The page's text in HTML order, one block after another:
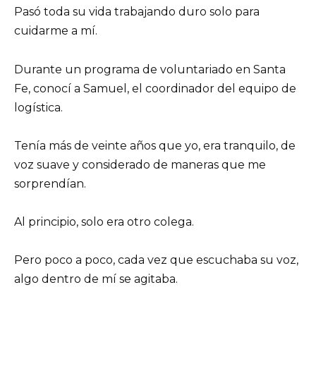
Pasó toda su vida trabajando duro solo para
cuidarme a mí.
Durante un programa de voluntariado en Santa
Fe, conocí a Samuel, el coordinador del equipo de
logística.
Tenía más de veinte años que yo, era tranquilo, de
voz suave y considerado de maneras que me
sorprendían.
Al principio, solo era otro colega.
Pero poco a poco, cada vez que escuchaba su voz,
algo dentro de mí se agitaba.